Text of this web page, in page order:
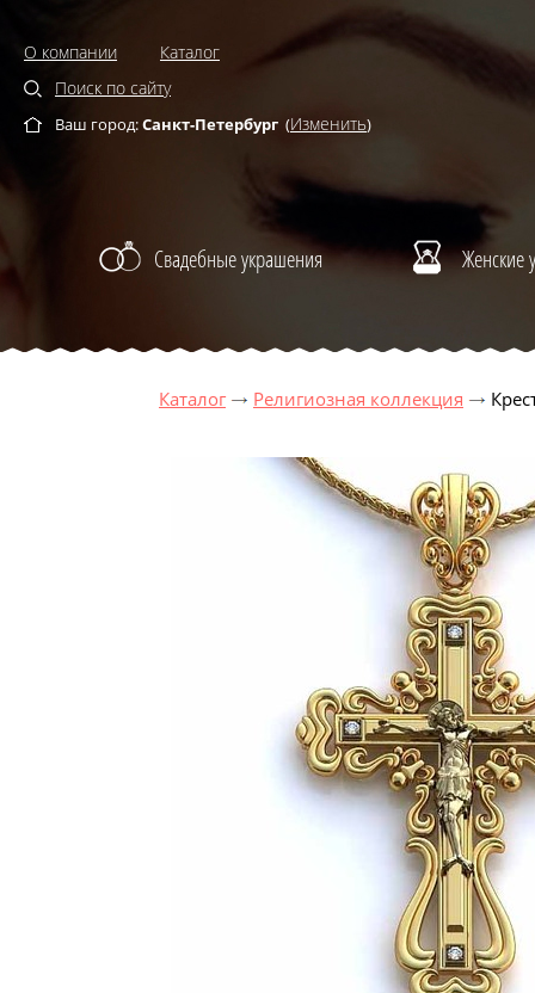
О компании
Каталог
Поиск по сайту
Ваш город:Санкт-Петербург (Изменить)
Свадебные украшения Женские
Каталог Религиозная коллекция